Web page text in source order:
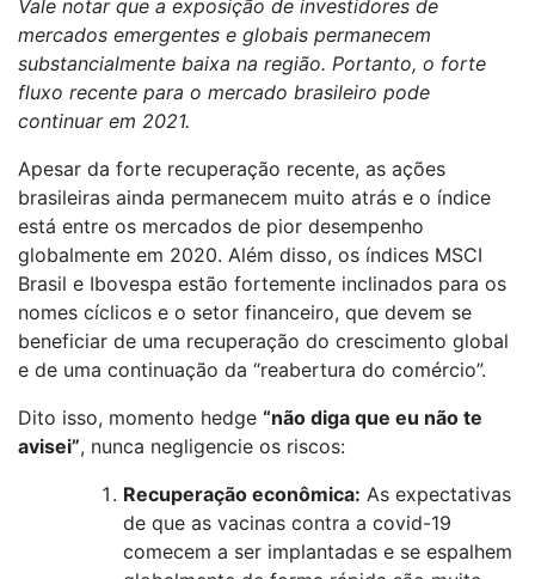
Vale notar que a exposição de investidores de
mercados emergentes e globais permanecem
substancialmente baixa na região. Portanto, o forte
fluxo recente para o mercado brasileiro pode
continuar em 2021.
Apesar da forte recuperação recente, as ações
brasileiras ainda permanecem muito atrás e o índice
está entre os mercados de pior desempenho
globalmente em 2020. Além disso, os índices MSCI
Brasil e Ibovespa estão fortemente inclinados para os
nomes cíclicos e o setor financeiro, que devem se
beneficiar de uma recuperação do crescimento global
e de uma continuação da “reabertura do comércio”.
Dito isso, momento hedge “não diga que eu não te
avisei”, nunca negligencie os riscos:
Recuperação econômica: As expectativas
de que as vacinas contra a covid-19
comecem a ser implantadas e se espalhem